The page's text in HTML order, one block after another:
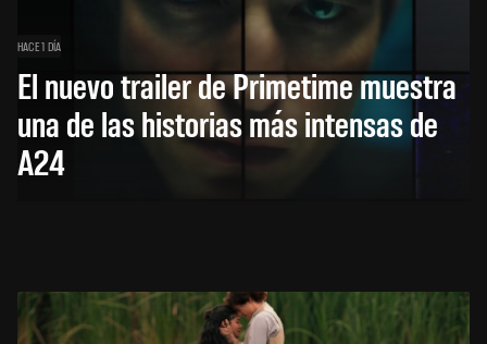
HACE 1 DÍA
El nuevo trailer de Primetime muestra
una de las historias más intensas de
A24